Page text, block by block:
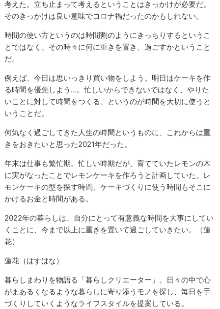
考えた。立ち止まって考えるということはきっかけが必要だ。
そのきっかけは良い意味でコロナ禍だったのかもしれない。
時間の使い方というのは時間割のようにきっちりするというこ
とではなく、その時々に何に重きを置き、過ごすかということ
だ。
例えば、今日は思いっきり買い物をしよう。明日はケーキを作
る時間を優先しよう…。忙しいからできないではなく、やりた
いことに対して時間をつくる、というのが時間を大切に使うと
いうことだ。
何気なく過ごしてきた人生の時間というものに、これからは重
きをおきたいと思った2021年だった。
年末は仕事も繁忙期。忙しい時期だが、育てていたレモンの木
に実がなったことでレモンケーキを作ろうと計画していた。レ
モンケーキの型を探す時間、ケーキづくりに使う時間もそこに
かけるお金と時間がある。
2022年の暮らしは、自分にとって有意義な時間を大事にしてい
くことに、今まで以上に重きを置いて過ごしていきたい。（蓮
花）
蓮花（はすはな）
暮らしまわりを物語る「暮らしクリエーター」。日々の中で心
がまあるくなるような暮らしに寄り添うモノを探し、毎日を手
づくりしていくようなライフスタイルを提案している。